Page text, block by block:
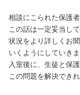
相談にこられた保護
この話は一定妥当し
状況をより詳しくお
いくようにしていきま
入室後に、生徒と保
この問題を解決でき